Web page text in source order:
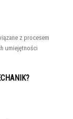
z procesem
umiejętności